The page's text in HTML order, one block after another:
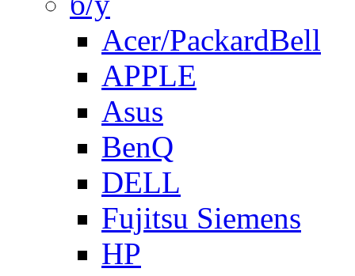
Acer/PackardBell
APPLE
Asus
BenQ
DELL
Fujitsu Siemens
HP